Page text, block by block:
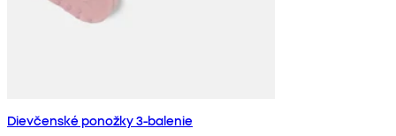
Dievčenské ponožky 3-balenie